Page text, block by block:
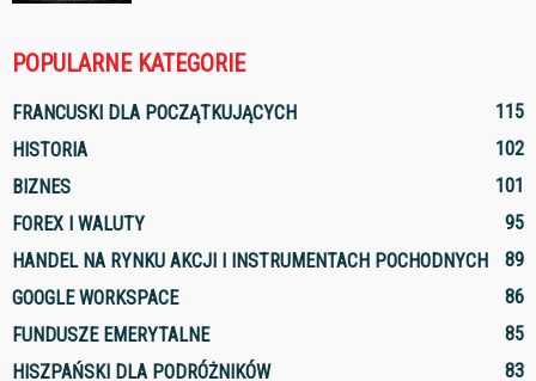
POPULARNE KATEGORIE
FRANCUSKI DLA POCZĄTKUJĄCYCH
115
HISTORIA
102
BIZNES
101
FOREX I WALUTY
95
HANDEL NA RYNKU AKCJI I INSTRUMENTACH POCHODNYCH
89
GOOGLE WORKSPACE
86
FUNDUSZE EMERYTALNE
85
HISZPAŃSKI DLA PODRÓŻNIKÓW
83